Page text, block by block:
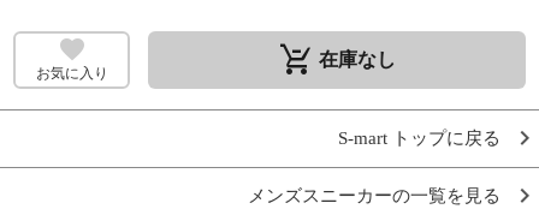
お気に入り remove_shopping_cart 在庫なし
S-mart トップに戻る
メンズスニーカーの一覧を見る